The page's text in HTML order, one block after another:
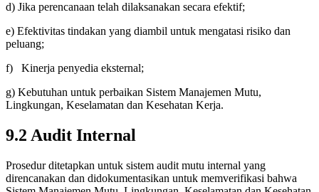
d) Jika perencanaan telah dilaksanakan secara efektif;
e) Efektivitas tindakan yang diambil untuk mengatasi risiko dan
peluang;
f) Kinerja penyedia eksternal;
g) Kebutuhan untuk perbaikan Sistem Manajemen Mutu,
Lingkungan, Keselamatan dan Kesehatan Kerja.
9.2 Audit Internal
Prosedur ditetapkan untuk sistem audit mutu internal yang
direncanakan dan didokumentasikan untuk memverifikasi bahwa